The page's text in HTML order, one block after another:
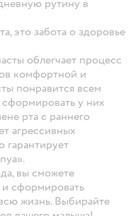
рутину в
это забота о здоровье
облегчает процесс
комфортной и
понравится всем
у них
рта с раннего
агрессивных
гарантирует
вы сможете
сформировать
жизнь. Выбирайте